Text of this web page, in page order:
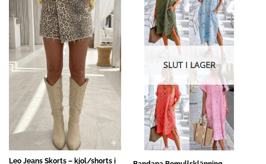
Leo Jeans Skorts – kjol/shorts i
SLUT I LAGER